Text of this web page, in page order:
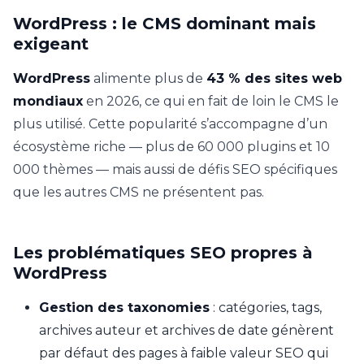
WordPress : le CMS dominant mais
exigeant
WordPress alimente plus de 43 % des sites web
mondiaux en 2026, ce qui en fait de loin le CMS le
plus utilisé. Cette popularité s’accompagne d’un
écosystème riche — plus de 60 000 plugins et 10
000 thèmes — mais aussi de défis SEO spécifiques
que les autres CMS ne présentent pas.
Les problématiques SEO propres à
WordPress
Gestion des taxonomies : catégories, tags,
archives auteur et archives de date génèrent
par défaut des pages à faible valeur SEO qui